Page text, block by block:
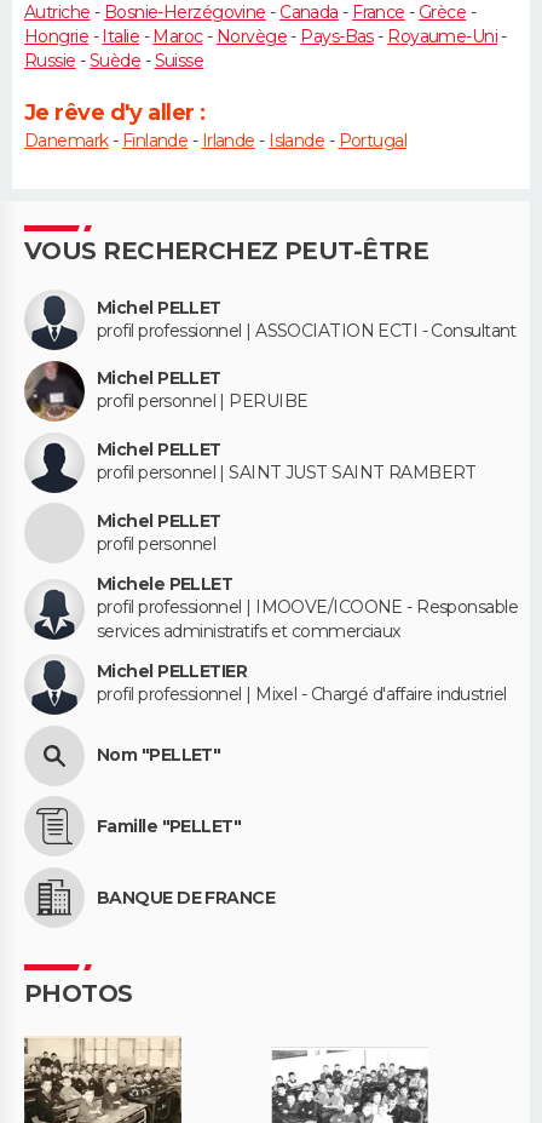
Autriche - Bosnie-Herzégovine - Canada - France - Grèce -
Hongrie -Italie -Maroc- Norvège- Pays-Bas- Royaume-Uni-
Russie -Suède -Suisse
Je rêve d'y aller :
Danemark- Finlande - Irlande - Islande - Portugal
VOUS RECHERCHEZ PEUT-ÊTRE
Michel PELLET
profil professionnel | ASSOCIATION ECTI - Consultant
Michel PELLET
profil personnel | PERUIBE
Michel PELLET
profil personnel | SAINT JUST SAINT RAMBERT
Michel PELLET
profil personnel
Michele PELLET
profil professionnel | IMOOVE/ICOONE - Responsable
services administratifs et commerciaux
Michel PELLETIER
profil professionnel | Mixel - Chargé d'affaire industriel
Nom "PELLET"
Famille "PELLET"
BANQUE DE FRANCE
PHOTOS